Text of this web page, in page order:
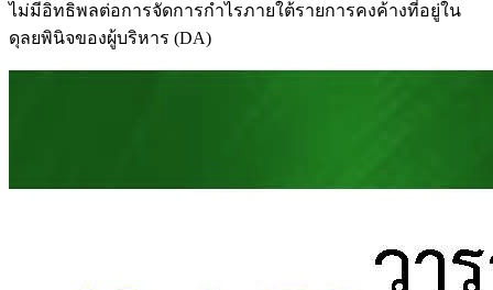
ไม่มีอิทธิพลต่อการจัดการกำไรภายใต้รายการคงค้างที่อยู่ใน
ดุลยพินิจของผู้บริหาร (DA)